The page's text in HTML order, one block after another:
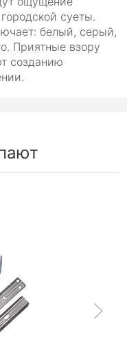
суеты.
белый, серый,
Приятные взору
созданию